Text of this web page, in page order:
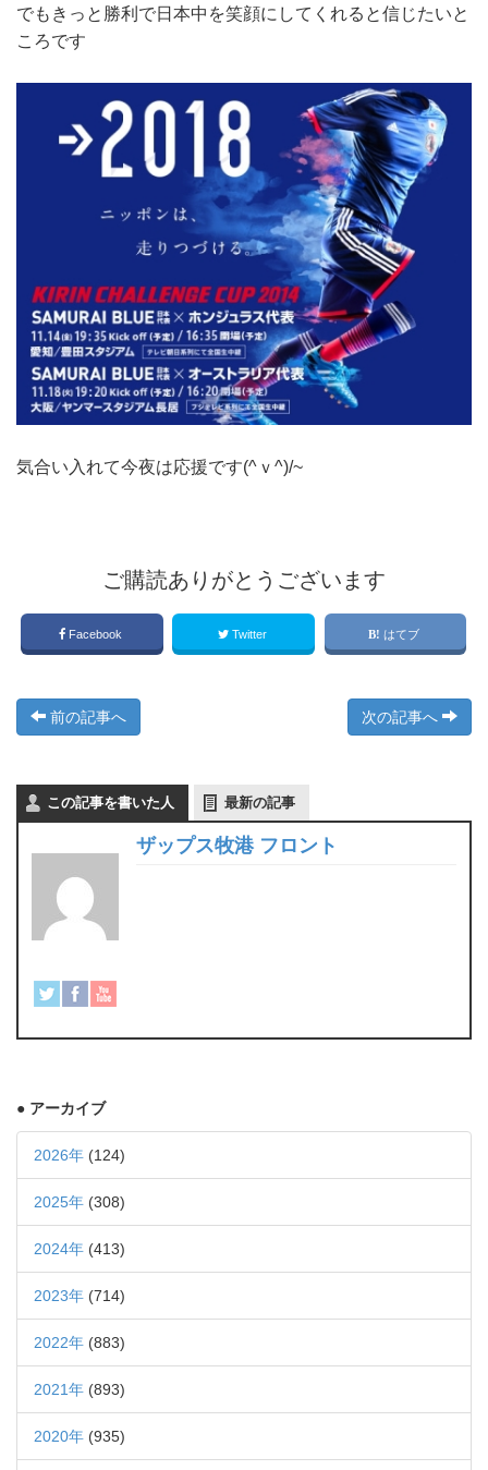
でもきっと勝利で日本中を笑顔にしてくれると信じたいと
ころです
気合い入れて今夜は応援です(^ｖ^)/~
ご購読ありがとうございます
Facebook Twitter はてブ
前の記事へ 次の記事へ
この記事を書いた人 最新の記事
ザップス牧港 フロント
● アーカイブ
2026年 (124)
2025年 (308)
2024年 (413)
2023年 (714)
2022年 (883)
2021年 (893)
2020年 (935)